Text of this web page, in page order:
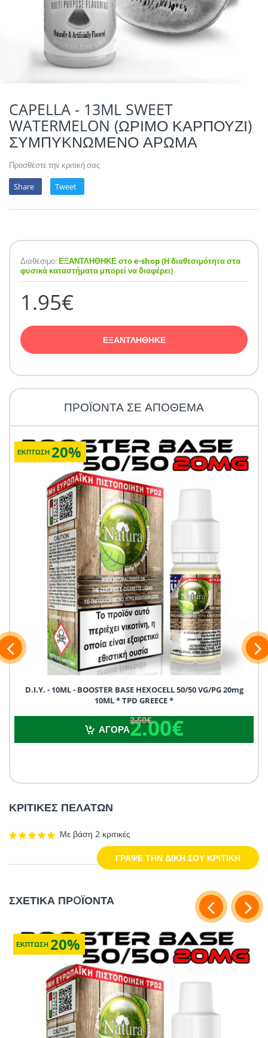
VIKINGS VAP &
POTION
QUACK'S JUICE
YUM!
CAPELLA - 13ML SWEET
WATERMELON (ΩΡΙΜΟ ΚΑΡΠΟΥΖΙ)
ΣΥΜΠΥΚΝΩΜΕΝΟ ΑΡΩΜΑ
Προσθέστε την κριτική σας
Share
Tweet
Διαθέσιμο:ΕΞΑΝΤΛΗΘΗΚΕ στο e-shop (Η διαθεσιμότητα στα
φυσικά καταστήματα μπορεί να διαφέρει)
1.95€
ΕΞΑΝΤΛΗΘΗΚΕ
ΠΡΟΪΟΝΤΑ ΣΕ ΑΠΟΘΕΜΑ
ΕΚΠΤΩΣΗ 20%
D.I.Y. - 10ML - BOOSTER BASE HEXOCELL 50/50 VG/PG 20mg
10ML * TPD GREECE *
2.00€
2.50€
ΑΓΟΡΑ2.00€
2.50€
ΚΡΙΤΙΚΕΣ ΠΕΛΑΤΩΝ
Με βάση 2 κριτικές
ΓΡΑΨΕ ΤΗΝ ΔΙΚΗ ΣΟΥ ΚΡΙΤΙΚΗ
ΣΧΕΤΙΚΑ ΠΡOΪΟΝΤΑ
ΕΚΠΤΩΣΗ 20%